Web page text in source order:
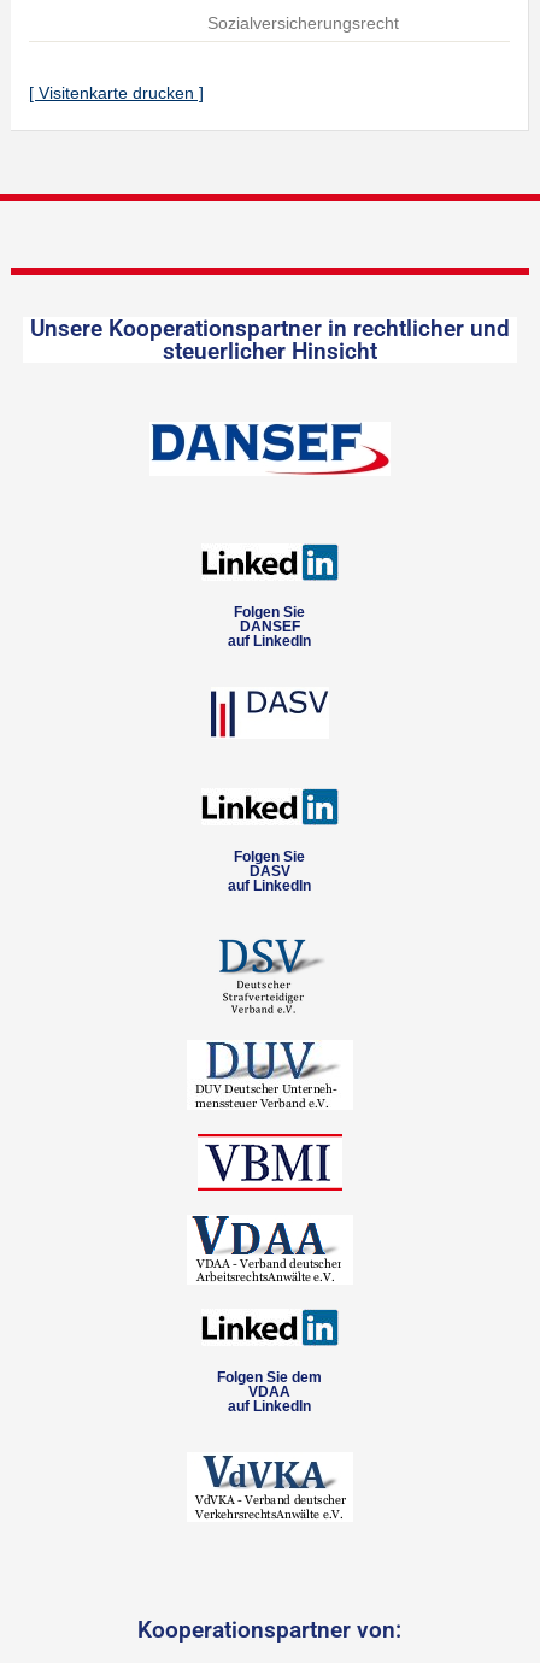
Sozialversicherungsrecht
[ Visitenkarte drucken ]
Unsere Kooperationspartner in rechtlicher und
steuerlicher Hinsicht
Folgen Sie
DANSEF
auf LinkedIn
Folgen Sie
DASV
auf LinkedIn
Folgen Sie dem
VDAA
auf LinkedIn
Kooperationspartner von: